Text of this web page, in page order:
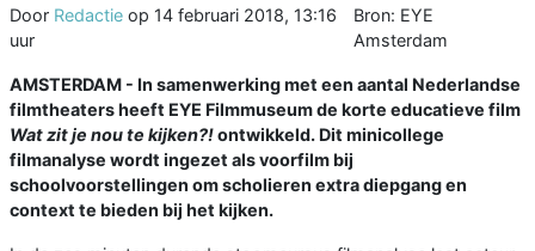
Door Redactie op 14 februari 2018, 13:16
uur
Bron: EYE
Amsterdam
AMSTERDAM - In samenwerking met een aantal Nederlandse
filmtheaters heeft EYE Filmmuseum de korte educatieve film
Wat zit je nou te kijken?!ontwikkeld. Dit minicollege
filmanalyse wordt ingezet als voorfilm bij
schoolvoorstellingen om scholieren extra diepgang en
context te bieden bij het kijken.